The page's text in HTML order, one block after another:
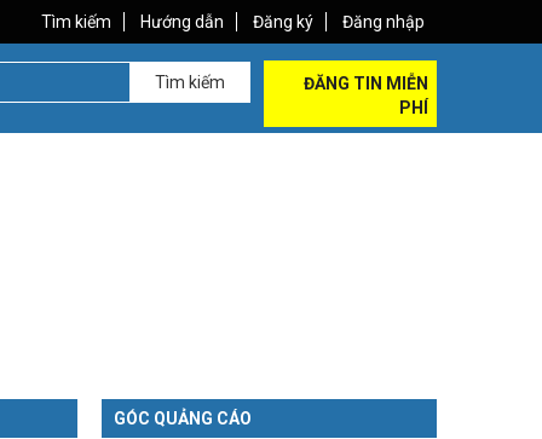
Tìm kiếm Hướng dẫn Đăng ký Đăng nhập
Tìm kiếm
ĐĂNG TIN MIỄN
PHÍ
GÓC QUẢNG CÁO